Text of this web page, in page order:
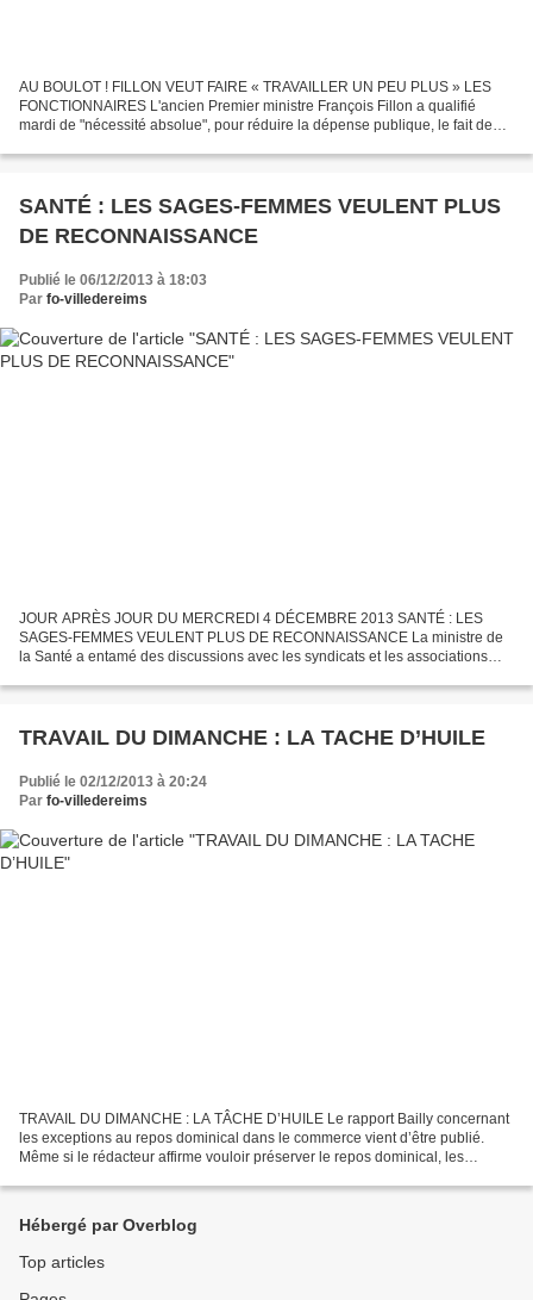
AU BOULOT ! FILLON VEUT FAIRE « TRAVAILLER UN PEU PLUS » LES
FONCTIONNAIRES L'ancien Premier ministre François Fillon a qualifié
mardi de "nécessité absolue", pour réduire la dépense publique, le fait de
SANTÉ : LES SAGES-FEMMES VEULENT PLUS
DE RECONNAISSANCE
Publié le 06/12/2013 à 18:03
Par fo-villedereims
JOUR APRÈS JOUR DU MERCREDI 4 DÉCEMBRE 2013 SANTÉ : LES
SAGES-FEMMES VEULENT PLUS DE RECONNAISSANCE La ministre de
la Santé a entamé des discussions avec les syndicats et les associations
TRAVAIL DU DIMANCHE : LA TACHE D’HUILE
Publié le 02/12/2013 à 20:24
Par fo-villedereims
TRAVAIL DU DIMANCHE : LA TÂCHE D’HUILE Le rapport Bailly concernant
les exceptions au repos dominical dans le commerce vient d’être publié.
Même si le rédacteur affirme vouloir préserver le repos dominical, les
Hébergé par Overblog
Top articles